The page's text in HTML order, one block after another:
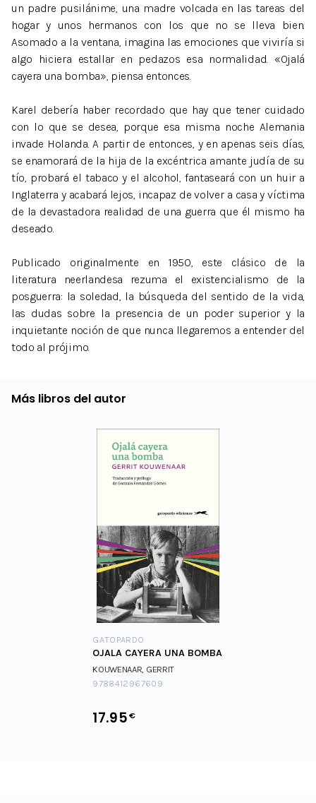
un padre pusilánime, una madre volcada en las tareas del
hogar y unos hermanos con los que no se lleva bien.
Asomado a la ventana, imagina las emociones que viviría si
algo hiciera estallar en pedazos esa normalidad. «Ojalá
cayera una bomba», piensa entonces.
Karel debería haber recordado que hay que tener cuidado
con lo que se desea, porque esa misma noche Alemania
invade Holanda. A partir de entonces, y en apenas seis días,
se enamorará de la hija de la excéntrica amante judía de su
tío, probará el tabaco y el alcohol, fantaseará con un huir a
Inglaterra y acabará lejos, incapaz de volver a casa y víctima
de la devastadora realidad de una guerra que él mismo ha
deseado.
Publicado originalmente en 1950, este clásico de la
literatura neerlandesa rezuma el existencialismo de la
posguerra: la soledad, la búsqueda del sentido de la vida,
las dudas sobre la presencia de un poder superior y la
inquietante noción de que nunca llegaremos a entender del
todo al prójimo.
Más libros del autor
GATOPARDO
OJALA CAYERA UNA BOMBA
KOUWENAAR, GERRIT
9788412967609
17.95€